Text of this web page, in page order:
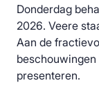
Donderdag
2026. Veere
Aan de
presenteren.